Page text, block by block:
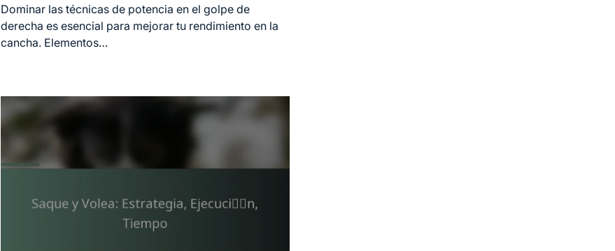
read
time
Dominar las técnicas de potencia en el golpe de
derecha es esencial para mejorar tu rendimiento en la
cancha. Elementos…